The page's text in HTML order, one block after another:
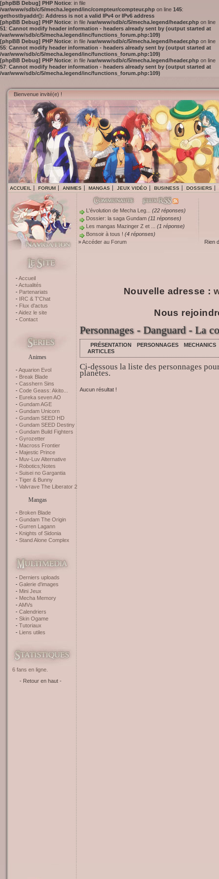
[phpBB Debug] PHP Notice: in file
/var/www/sdb/c/5/mecha.legend/inc/compteur/compteur.php on line 145:
gethostbyaddr(): Address is not a valid IPv4 or IPv6 address
[phpBB Debug] PHP Notice: in file /var/www/sdb/c/5/mecha.legend/header.php on line
51: Cannot modify header information - headers already sent by (output started at
/var/www/sdb/c/5/mecha.legend/inc/functions_forum.php:109)
[phpBB Debug] PHP Notice: in file /var/www/sdb/c/5/mecha.legend/header.php on line
55: Cannot modify header information - headers already sent by (output started at
/var/www/sdb/c/5/mecha.legend/inc/functions_forum.php:109)
[phpBB Debug] PHP Notice: in file /var/www/sdb/c/5/mecha.legend/header.php on line
57: Cannot modify header information - headers already sent by (output started at
/var/www/sdb/c/5/mecha.legend/inc/functions_forum.php:109)
Bienvenue invité(e) !
ACCUEIL FORUM ANIMES MANGAS JEUX VIDÉO BUSINESS DOSSIERS
L'évolution de Mecha Leg...
(22 réponses)
Dossier: la saga Gundam (11 réponses)
Les mangas Mazinger Z et ...
(1 réponse)
Bonsoir à tous ! (4 réponses)
»Accéder au Forum Rien
Accueil
Actualités
Partenariats
IRC & T'Chat
Flux d'actus
Aidez le site
Contact
Animes
Aquarion Evol
Break Blade
Casshern Sins
Code Geass: Akito...
Eureka seven AO
Gundam AGE
Gundam Unicorn
Gundam SEED HD
Gundam SEED Destiny
Gundam Build Fighters
Gyrozetter
Macross Frontier
Majestic Prince
Muv-Luv Alternative
Robotics;Notes
Suisei no Gargantia
Tiger & Bunny
Valvrave The Liberator 2
Mangas
Broken Blade
Gundam The Origin
Gurren Lagann
Knights of Sidonia
Stand Alone Complex
Derniers uploads
Galerie d'images
Mini Jeux
Mecha Memory
AMVs
Calendriers
Skin Ogame
Tutoriaux
Liens utiles
6 fans en ligne.
- Retour en haut -
Nouvelle adresse :
Nous
Personnages - Danguard - La
PRÉSENTATION PERSONNAGES
MECHANICS
ARTICLES
Ci-dessous la liste des personnages
planètes.
Aucun résultat !